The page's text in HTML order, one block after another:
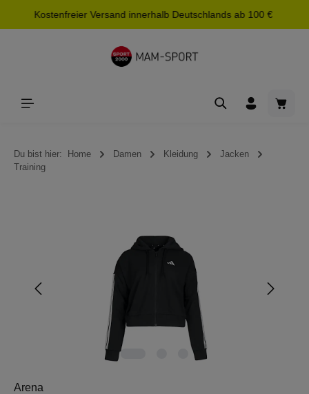
springen
Kostenfreier Versand innerhalb Deutschlands ab 100 €
Du bist hier: Home Damen Kleidung
Jacken
Training
Arena